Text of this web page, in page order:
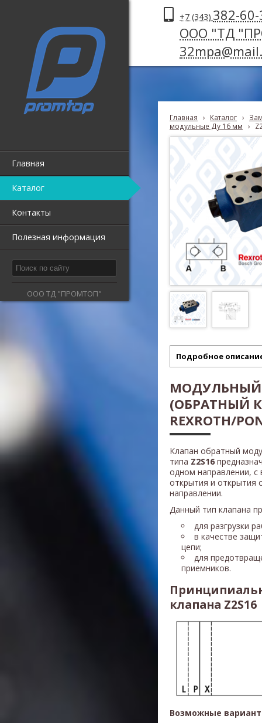
Главная
Каталог
Контакты
Полезная информация
ООО ТД "ПРОМТОП"
+7 (343) 382-
ООО "ТД
Главная › Каталог ›
модульные Ду 16 мм
›
Подробное
(ОБРАТНЫЙ
REXROTH/
Клапан обратный
типа Z2S16
одном направлении,
открытия и открытия
направлении.
Данный тип клапана
для разгрузки
в качестве
цепи;
для
приемников.
клапана Z2S16
Возможные